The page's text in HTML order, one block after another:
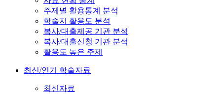
주제별 활용통계 분석
학술지 활용도 분석
복사/대출제공 기관 분석
복사/대출신청 기관 분석
활용도 높은 주제
최신/인기 학술자료
최신자료